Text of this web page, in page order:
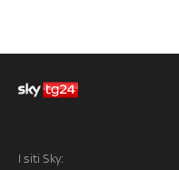
I siti Sky: